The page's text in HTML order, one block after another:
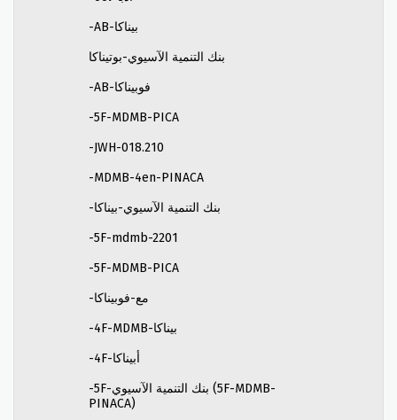
-AB-بيناكا
بنك التنمية الآسيوي-بوتيناكا
-AB-فوبيناكا
-5F-MDMB-PICA
-JWH-018.210
-MDMB-4en-PINACA
-بنك التنمية الآسيوي-بيناكا
-5F-mdmb-2201
-5F-MDMB-PICA
-مع-فوبيناكا
-4F-MDMB-بيناكا
-4F-أبيناكا
-5F-بنك التنمية الآسيوي (5F-MDMB-
PINACA)